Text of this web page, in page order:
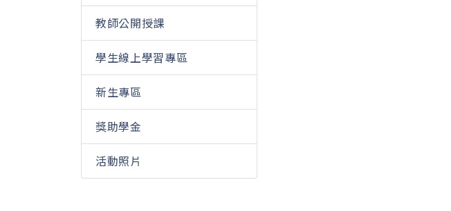
教師公開授課
學生線上學習專區
新生專區
獎助學金
活動照片